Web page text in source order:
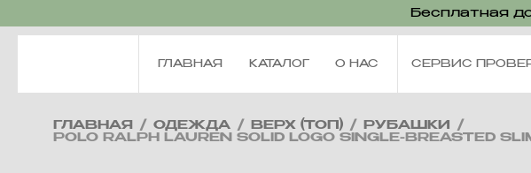
Бесплатная
ГЛАВНАЯ КАТАЛОГ О НАС СЕРВИС
ГЛАВНАЯ / ОДЕЖДА / ВЕРХ (ТОП) / РУБАШКИ
/
POLO RALPH LAUREN SOLID LOGO SINGLE-BREASTED